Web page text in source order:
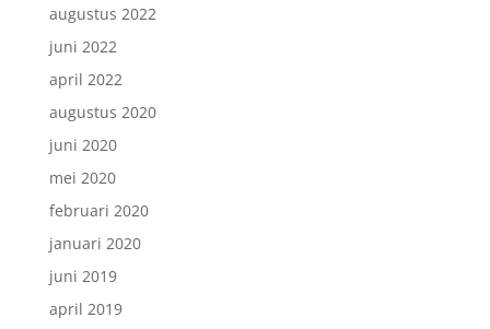
augustus 2022
juni 2022
april 2022
augustus 2020
juni 2020
mei 2020
februari 2020
januari 2020
juni 2019
april 2019